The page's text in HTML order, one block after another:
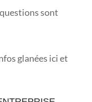
questions sont
glanées ici et